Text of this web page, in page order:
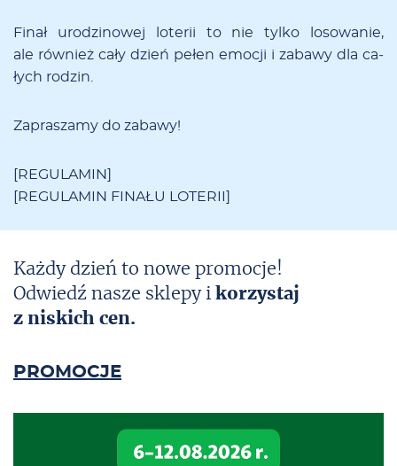
Fi­nał uro­dzi­no­wej lo­te­rii to nie tyl­ko lo­so­wa­nie,
ale rów­nież ca­ły dzień pe­łen emo­cji i za­ba­wy dla ca­
łych ro­dzin.
Za­pra­sza­my do za­ba­wy!
REGULAMIN
REGULAMIN FINAŁU LOTERII
Każdy dzień to nowe promocje!
Odwiedź nasze sklepy i korzystaj
z niskich cen.
PROMOCJE